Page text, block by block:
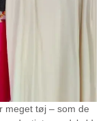
tøj – som de